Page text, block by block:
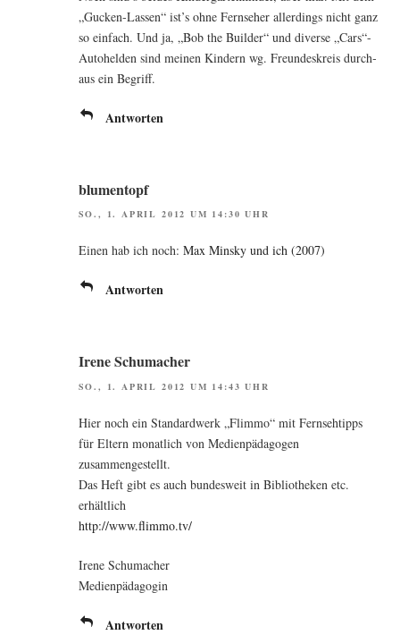
„Gucken-Las­sen“ ist’s ohne Fern­se­her aller­dings nicht ganz
so ein­fach. Und ja, „Bob the Buil­der“ und diver­se „Cars“-
Autohelden sind mei­nen Kin­dern wg. Freun­des­kreis durch­
aus ein Begriff.
Antworten
blumentopf
SO., 1. APRIL 2012 UM 14:30 UHR
Einen hab ich noch: Max Min­sky und ich (2007)
Antworten
Irene Schumacher
SO., 1. APRIL 2012 UM 14:43 UHR
Hier noch ein Stan­dard­werk „Flim­mo“ mit Fern­seh­tipps
für Eltern monat­lich von Medi­en­päd­ago­gen
zusammengestellt.
Das Heft gibt es auch bun­des­weit in Biblio­the­ken etc.
erhältlich
http://www.flimmo.tv/
Ire­ne Schumacher
Medienpädagogin
Antworten